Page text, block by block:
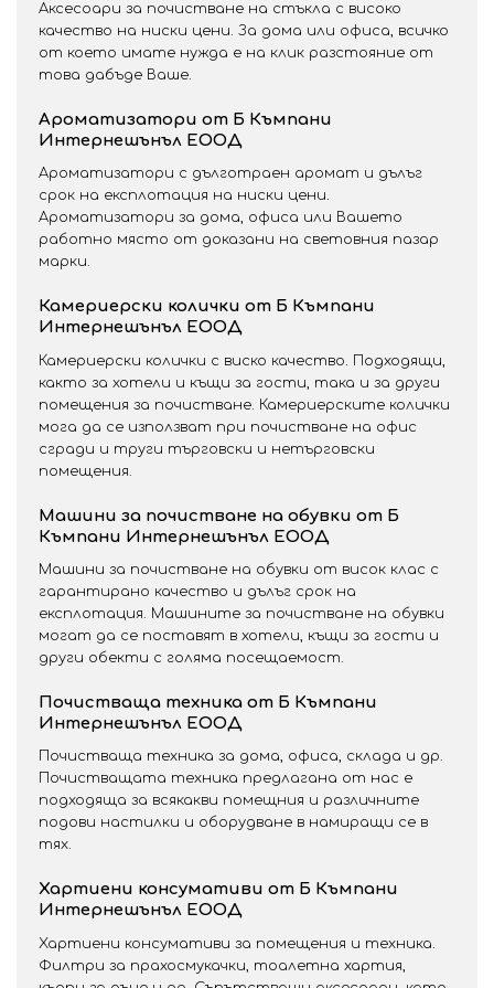
Аксесоари за почистване на стъкла с високо
качество на ниски цени. За дома или офиса, всичко
от което имате нужда е на клик разстояние от
това дабъде Ваше.
Ароматизатори от Б Къмпани
Интернешънъл ЕООД
Ароматизатори с дълготраен аромат и дълъг
срок на експлотация на ниски цени.
Ароматизатори за дома, офиса или Вашето
работно място от доказани на световния пазар
марки.
Камериерски колички от Б Къмпани
Интернешънъл ЕООД
Камериерски колички с виско качество. Подходящи,
както за хотели и къщи за гости, така и за други
помещения за почистване. Камериерските колички
мога да се използват при почистване на офис
сгради и труги търговски и нетърговски
помещения.
Машини за почистване на обувки от Б
Къмпани Интернешънъл ЕООД
Машини за почистване на обувки от висок клас с
гарантирано качество и дълъг срок на
експлотация. Машините за почистване на обувки
могат да се поставят в хотели, къщи за гости и
други обекти с голяма посещаемост.
Почистваща техника от Б Къмпани
Интернешънъл ЕООД
Почистваща техника за дома, офиса, склада и др.
Почистващата техника предлагана от нас е
подходяща за всякакви помещния и различните
подови настилки и оборудване в намиращи се в
тях.
Хартиени консумативи от Б Къмпани
Интернешънъл ЕООД
Хартиени консумативи за помещения и техника.
Филтри за прахосмукачки, тоалетна хартия,